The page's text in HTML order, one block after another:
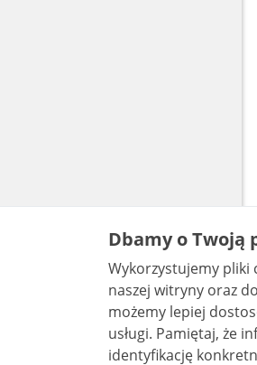
Dbamy o Twoją
Wykorzystujemy pliki
naszej witryny oraz do
możemy lepiej
usługi. Pamiętaj, że informacje przechowywane w plikach cookie mogą pozwalać na
identyfikację